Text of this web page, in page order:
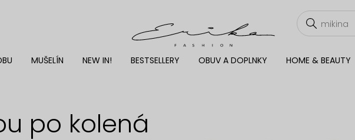
MUŠELÍN NEW IN! BESTSELLERY OBUV A DOPLNKY HOME & BEAUTY
po kolená